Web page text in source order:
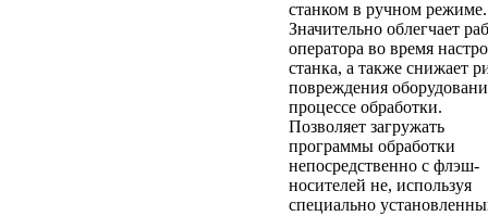
станком в ручном режиме.
Значительно облегчает
оператора во время
станка, а также снижает
повреждения
процессе обработки.
Позволяет загружать
программы обработки
непосредственно с флэш-
носителей не, используя
специально